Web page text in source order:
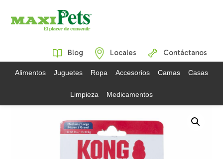
Blog Locales Contáctanos
Alimentos Juguetes Ropa Accesorios Camas Casas
Limpieza Medicamentos